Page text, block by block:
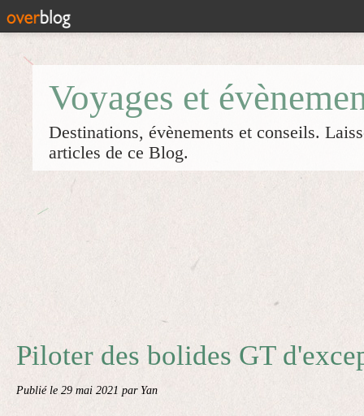
Voyages et
Destinations, évènements et conseils.
articles de ce Blog.
Piloter des bolides GT
Publié le 29 mai 2021 par Yan